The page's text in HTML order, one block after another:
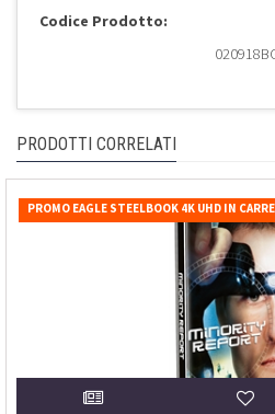
Codice Prodotto:
PRODOTTI CORRELATI
PROMO EAGLE STEELBOOK 4K UHD IN